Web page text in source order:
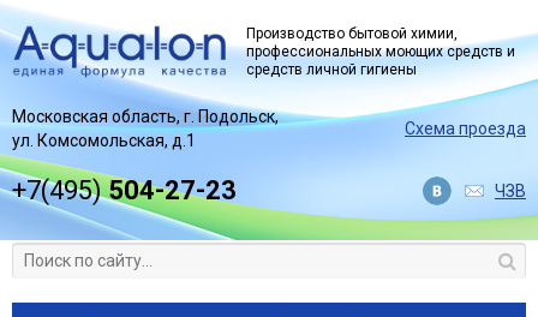
Производство бытовой химии,
профессиональных моющих средств и
средств личной гигиены
Московская область, г. Подольск,
ул. Комсомольская, д.1
Схема проезда
+7(495)504-27-23 ЧЗВ